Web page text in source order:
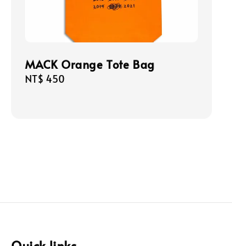
MACK Orange Tote Bag
Regular
NT$ 450